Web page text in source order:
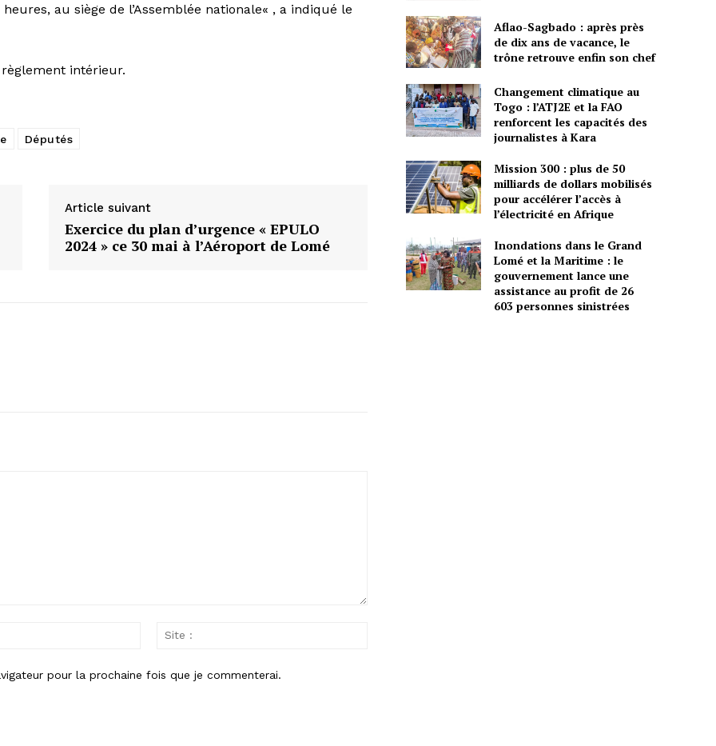
au siège de l’Assemblée nationale« , a indiqué le
intérieur.
Députés
Article suivant
Exercice du plan d’urgence « EPULO
2024 » ce 30 mai à l’Aéroport de Lomé
Email
pour la prochaine fois que je commenterai.
Aflao-Sagbado : après près
de dix ans de vacance, le
trône retrouve enfin son chef
Changement climatique au
Togo : l’ATJ2E et la FAO
renforcent les capacités des
journalistes à Kara
Mission 300 : plus de 50
milliards de dollars mobilisés
pour accélérer l’accès à
l’électricité en Afrique
Inondations dans le Grand
Lomé et la Maritime : le
gouvernement lance une
assistance au profit de 26
603 personnes sinistrées